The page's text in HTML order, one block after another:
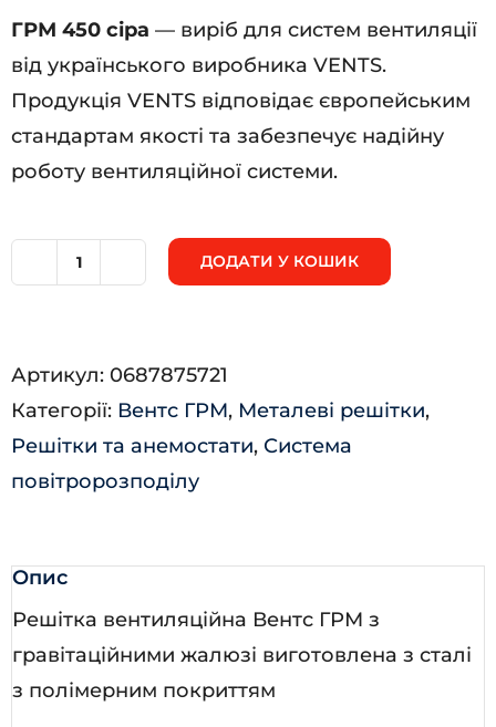
ГРМ 450 сіра — виріб для систем вентиляції
від українського виробника VENTS.
Продукція VENTS відповідає європейським
стандартам якості та забезпечує надійну
роботу вентиляційної системи.
кількість
ДОДАТИ У КОШИК
Артикул: 0687875721
Категорії: Вентс ГРМ, Металеві решітки,
Решітки та анемостати, Система
повітророзподілу
Опис
Решітка вентиляційна Вентс ГРМ з
гравітаційними жалюзі виготовлена з сталі
з полімерним покриттям